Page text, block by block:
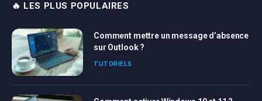
🔥 LES PLUS POPULAIRES
Comment mettre un message d’absence
sur Outlook ?
TUTORIELS